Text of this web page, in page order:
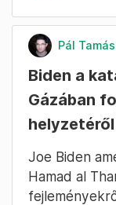
Pál Tamás
Biden a
Gázában
helyzetéről
Joe Biden
Hamad al